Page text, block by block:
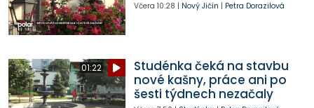
Včera 10:28 | Nový Jičín | Petra Dorazilová
01:22
Studénka čeká na stavbu
nové kašny, práce ani po
šesti týdnech nezačaly